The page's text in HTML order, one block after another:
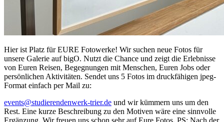
Hier ist Platz für EURE Fotowerke! Wir suchen neue Fotos für
unsere Galerie auf bigO. Nutzt die Chance und zeigt die Erlebnisse
von Euren Reisen, Begegnungen mit Menschen, Euren Jobs oder
persönlichen Aktivitäten. Sendet uns 5 Fotos im druckfähigen jpeg-
Format einfach per Mail zu:
events@studierendenwerk-trier.de und wir kümmern uns um den
Rest. Eine kurze Beschreibung zu den Motiven wäre eine sinnvolle